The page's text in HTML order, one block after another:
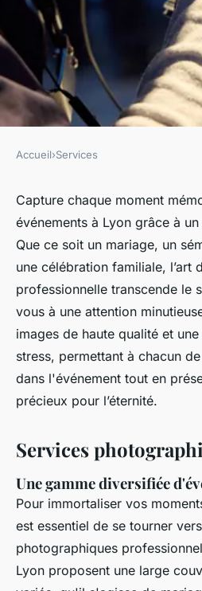
Immortalisez vos
à Lyon avec un
expert
Julie•6 octobre 2025•7 min de
Accueil›Services
Capture chaque moment
événements à Lyon grâce à
Que ce soit un mariage, un
une célébration familiale, l’art
professionnelle transcende le
vous à une attention
images de haute qualité et
stress, permettant à chacun
dans l'événement tout en
précieux pour l’éternité.
Services
Une gamme diversifiée
Pour immortaliser vos
est essentiel de se tourner
photographiques
Lyon proposent une large